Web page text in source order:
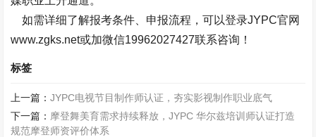
如需详细了解报考条件、申报流程，可以登录JYPC官网
www.zgks.net或加微信19962027427联系咨询！
标签
上一篇：JYPC电视节目制作师认证，夯实影视制作职业底气
下一篇： 摩登舞美育需求持续释放，JYPC 华尔兹培训师认证打造
规范摩登师资评价体系